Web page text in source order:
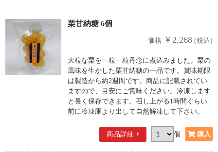
栗甘納糖 6個
価格 ￥2,268(税込)
大粒な栗を一粒一粒丹念に煮込みました。栗の
風味を生かした栗甘納糖の一品です。賞味期限
は製造から約2週間です。商品に記載されてい
ますので、目安にご賞味ください。冷凍します
と長く保存できます。召し上がる1時間ぐらい
前に冷凍庫より出して自然解凍して下さい。
商品詳細 個